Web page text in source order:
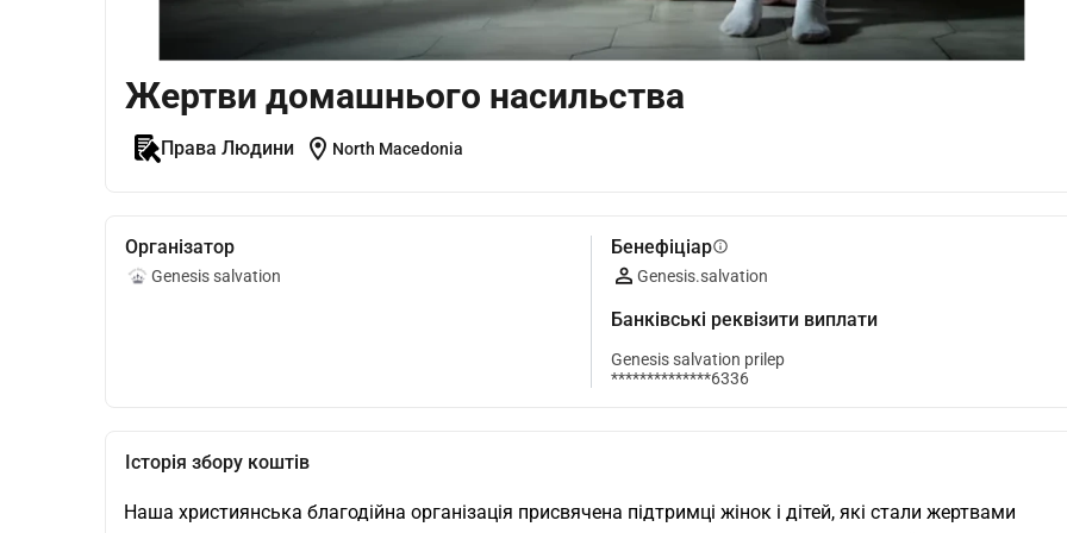
Жертви домашнього насильства
Права Людини location_on North Macedonia
Організатор
Genesis salvation
Бенефіціарinfo
Genesis.salvation
Банківські реквізити виплати
Genesis salvation prilep
**************6336
Історія збору коштів
Наша християнська благодійна організація присвячена підтримці жінок і дітей, які стали жертвами